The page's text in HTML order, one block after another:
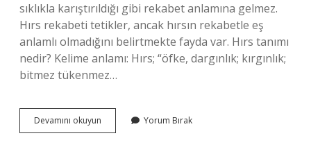
sıklıkla karıştırıldığı gibi rekabet anlamına gelmez.
Hırs rekabeti tetikler, ancak hırsın rekabetle eş
anlamlı olmadığını belirtmekte fayda var. Hırs tanımı
nedir? Kelime anlamı: Hırs; “öfke, dargınlık; kırgınlık;
bitmez tükenmez…
Devamını okuyun
Bir
Yorum Bırak